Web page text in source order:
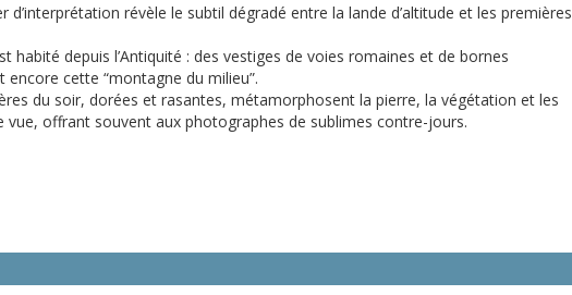
d’interprétation révèle le subtil dégradé entre la lande d’altitude et les premières
habité depuis l’Antiquité : des vestiges de voies romaines et de bornes
encore cette “montagne du milieu”.
du soir, dorées et rasantes, métamorphosent la pierre, la végétation et les
vue, offrant souvent aux photographes de sublimes contre-jours.